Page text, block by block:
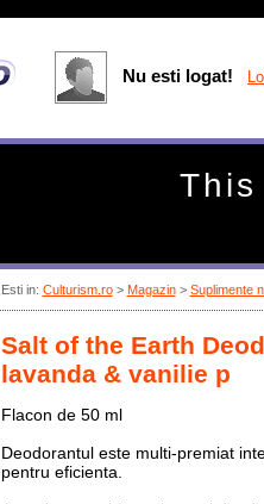
Esti in: Culturism.ro> Magazin> Suplimente
Salt of the Earth
lavanda & vanilie p
Flacon de 50 ml
Deodorantul este multi-premiat
pentru eficienta.
Nu esti logat!